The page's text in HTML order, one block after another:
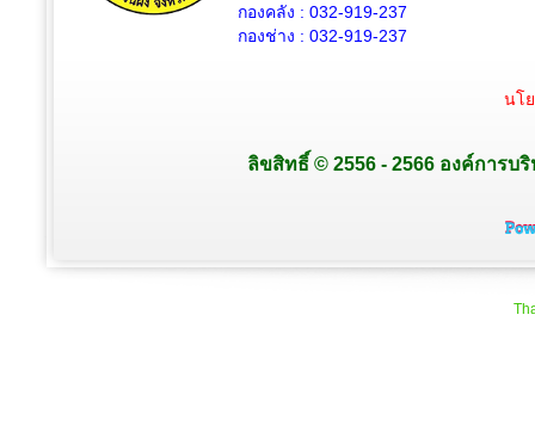
กองคลัง : 032-919-237
กองช่าง : 032-919-237
นโ
ลิขสิทธิ์ © 2556 - 2566 องค์การบ